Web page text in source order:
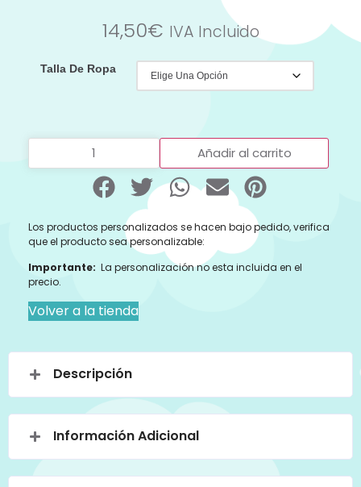
14,50€ IVA Incluido
Talla De Ropa
Añadir al carrito
Los productos personalizados se hacen bajo pedido, verifica
que el producto sea personalizable:
Importante: La personalización no esta incluida en el
precio.
Volver a la tienda
Descripción
Información Adicional